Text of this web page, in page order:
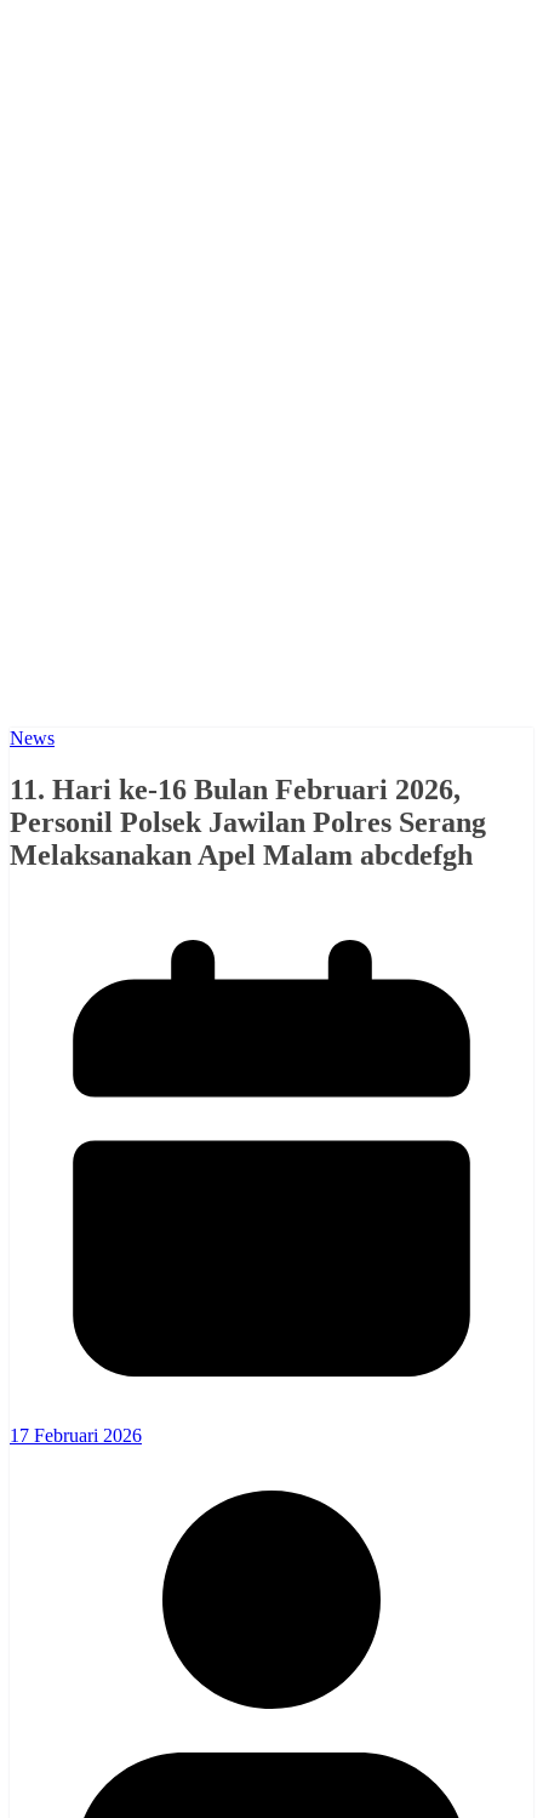
News
11. Hari ke-16 Bulan Februari 2026,
Personil Polsek Jawilan Polres Serang
Melaksanakan Apel Malam abcdefgh
17 Februari 2026